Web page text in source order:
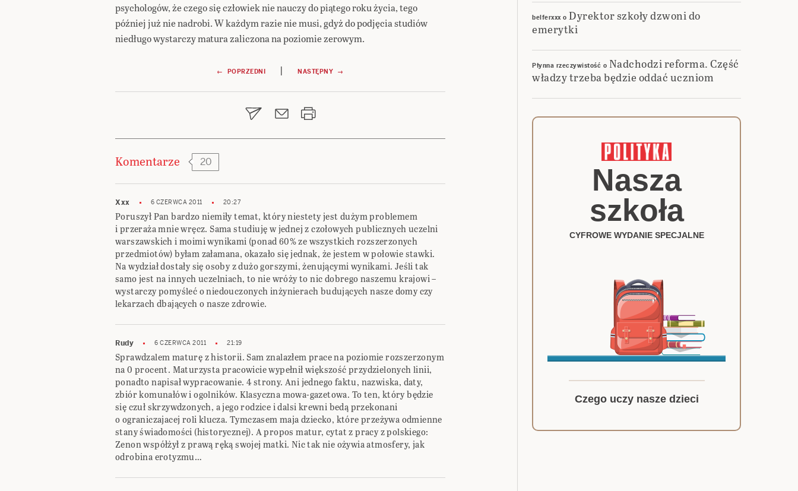
psychologów, że czego się człowiek nie nauczy do piątego roku życia, tego
później już nie nadrobi. W każdym razie nie musi, gdyż do podjęcia studiów
niedługo wystarczy matura zaliczona na poziomie zerowym.
wpisu
← POPRZEDNI | NASTĘPNY →
Komentarze 20
Xxx 6 CZERWCA 2011 20:27
Poruszył Pan bardzo niemiły temat, który niestety jest dużym problemem
i przeraża mnie wręcz. Sama studiuję w jednej z czołowych publicznych uczelni
warszawskich i moimi wynikami (ponad 60% ze wszystkich rozszerzonych
przedmiotów) byłam załamana, okazało się jednak, że jestem w połowie stawki.
Na wydział dostały się osoby z dużo gorszymi, żenującymi wynikami. Jeśli tak
samo jest na innych uczelniach, to nie wróży to nic dobrego naszemu krajowi –
wystarczy pomyśleć o niedouczonych inżynierach budujących nasze domy czy
lekarzach dbających o nasze zdrowie.
Rudy 6 CZERWCA 2011 21:19
Sprawdzalem maturę z historii. Sam znalazłem prace na poziomie rozszerzonym
na 0 procent. Maturzysta pracowicie wypełnił większość przydzielonych linii,
ponadto napisał wypracowanie. 4 strony. Ani jednego faktu, nazwiska, daty,
zbiór komunałów i ogolników. Klasyczna mowa-gazetowa. To ten, który będzie
się czuł skrzywdzonych, a jego rodzice i dalsi krewni bedą przekonani
o ograniczajacej roli klucza. Tymczasem maja dziecko, które przeżywa odmienne
stany świadomości (historycznej). A propos matur, cytat z pracy z polskiego:
Zenon współżył z prawą ręką swojej matki. Nic tak nie ożywia atmosfery, jak
odrobina erotyzmu…
belferxxxo Dyrektor szkoły dzwoni do
emerytki
Płynna rzeczywistość o Nadchodzi reforma. Część
władzy trzeba będzie oddać uczniom
Nasza
szkoła
CYFROWE WYDANIE SPECJALNE
Czego uczy nasze dzieci